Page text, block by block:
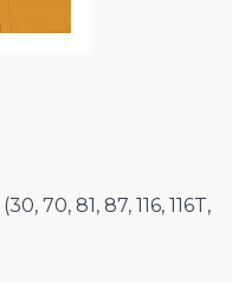
(30, 70, 81, 87, 116, 116T,